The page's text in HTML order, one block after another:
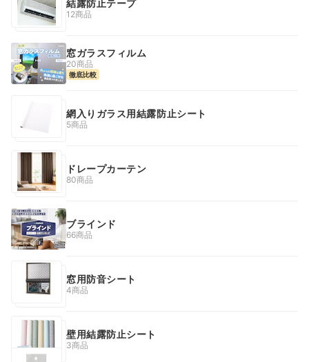
結露防止テープ
12商品
窓ガラスフィルム
20商品
徹底比較
網入りガラス用結露防止シート
5商品
ドレープカーテン
80商品
ブラインド
66商品
窓用防音シート
4商品
壁用結露防止シート
3商品